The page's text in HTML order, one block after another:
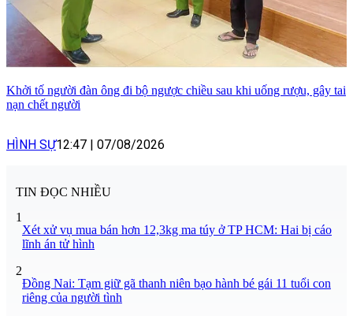
Khởi tố người đàn ông đi bộ ngược chiều sau khi uống rượu, gây tai
nạn chết người
HÌNH SỰ12:47 | 07/08/2026
TIN ĐỌC NHIỀU
1
Xét xử vụ mua bán hơn 12,3kg ma túy ở TP HCM: Hai bị cáo
lĩnh án tử hình
2
Đồng Nai: Tạm giữ gã thanh niên bạo hành bé gái 11 tuổi con
riêng của người tình